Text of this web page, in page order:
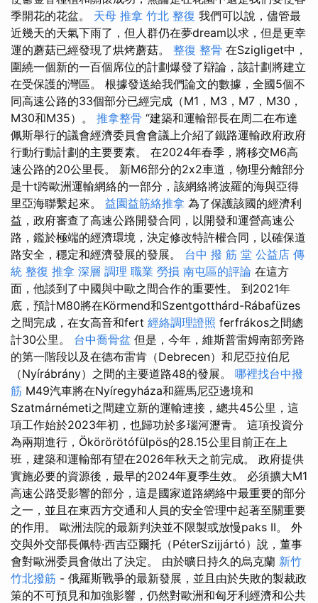
季開花的花盆。 天母 推拿 竹北 整復 我們可以說，儘管最
近幾天的天氣下雨了，但人群仍在夢dream以求，但是更幸
運的蘑菇已經發現了烘烤蘑菇。 整復 整骨 在Szigliget中，
圍繞一個新的一百個席位的計劃爆發了辯論，該計劃將建立
在受保護的灣區。 根據發送給我們論文的數據，全國5個不
同高速公路的33個部分已經完成（M1，M3，M7，M30，
M30和M35）。 推拿整骨 “建築和運輸部長在周二在布達
佩斯舉行的議會經濟委員會會議上介紹了鐵路運輸政府政府
行動行動計劃的主要要素。 在2024年春季，將移交M6高
速公路的20公里長。 新M6部分的2x2車道，物理分離部分
是十t跨歐洲運輸網絡的一部分，該網絡將波羅的海與亞得
里亞海聯繫起來。 益園益筋絡推拿 為了保護該國的經濟利
益，政府審查了高速公路開發合同，以開發和運營高速公
路，鑑於極端的經濟環境，決定修改特許權合同，以確保道
路安全，穩定和經濟發展的發展。 台中 撥 筋 堂 公益店 傳
統 整復 推拿 深層 調理 職業 勞損 南屯區的評論 在這方
面，他談到了中國與中歐之間合作的重要性。 到2021年
底，預計M80將在Körmend和Szentgotthárd-Rábafüzes
之間完成，在女高音和fert 經絡調理證照 ferfrákos之間總
計30公里。 台中喬骨盆 但是，今年，維斯普雷姆南部旁路
的第一階段以及在德布雷肯（Debrecen）和尼亞拉伯尼
（Nyírábrány）之間的主要道路48的發展。 哪裡找台中撥
筋 M49汽車將在Nyíregyháza和羅馬尼亞邊境和
Szatmárnémeti之間建立新的運輸連接，總共45公里，這
項工作始於2023年初，也歸功於多瑙河瀝青。 這項投資分
為兩期進行，Ökörörötófülpös的28.15公里目前正在上
班，建築和運輸部有望在2026年秋天之前完成。 政府提供
實施必要的資源後，最早的2024年夏季生效。 必須擴大M1
高速公路受影響的部分，這是國家道路網絡中最重要的部分
之一，並且在東西方交通和人員的安全管理中起著至關重要
的作用。 歐洲法院的最新判決並不限製或放慢paks II。 外
交與外交部長佩特·西吉亞爾托（PéterSzijjártó）說，董事
會對歐洲委員會做出了決定。 由於曠日持久的烏克蘭 新竹
竹北撥筋 - 俄羅斯戰爭的最新發展，並且由於失敗的製裁政
策的不可預見和加強影響，仍然對歐洲和匈牙利經濟和公共